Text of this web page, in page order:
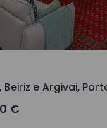
e Argivai,
e Argivai,
€